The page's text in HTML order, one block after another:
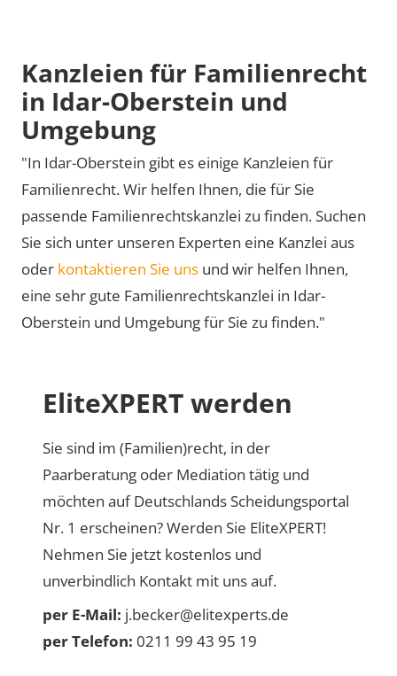
Kanzleien für Familienrecht
in Idar-Oberstein und
Umgebung
"In Idar-Oberstein gibt es einige Kanzleien für
Familienrecht. Wir helfen Ihnen, die für Sie
passende Familienrechtskanzlei zu finden. Suchen
Sie sich unter unseren Experten eine Kanzlei aus
oder kontaktieren Sie uns und wir helfen Ihnen,
eine sehr gute Familienrechtskanzlei in Idar-
Oberstein und Umgebung für Sie zu finden."
EliteXPERT werden
Sie sind im (Familien)recht, in der
Paarberatung oder Mediation tätig und
möchten auf Deutschlands Scheidungsportal
Nr. 1 erscheinen? Werden Sie EliteXPERT!
Nehmen Sie jetzt kostenlos und
unverbindlich Kontakt mit uns auf.
per E-Mail: j.becker@elitexperts.de
per Telefon: 0211 99 43 95 19